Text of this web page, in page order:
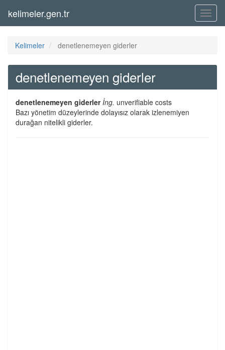
Menü
kelimeler.gen.tr
Kelimeler denetlenemeyen giderler
denetlenemeyen giderler
denetlenemeyen giderlerİng. unverifiable costs
Bazı yönetim düzeylerinde dolayısız olarak izlenemiyen
durağan nitelikli giderler.